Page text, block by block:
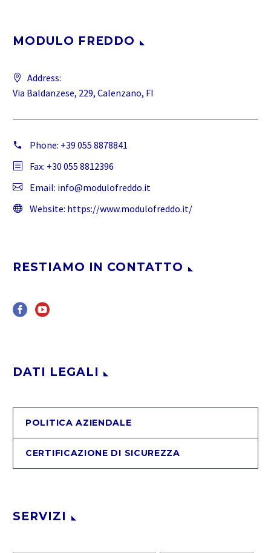
MODULO FREDDO
Address:
Via Baldanzese, 229, Calenzano, FI
Phone: +39 055 8878841
Fax: +30 055 8812396
Email: info@modulofreddo.it
Website: https://www.modulofreddo.it/
RESTIAMO IN CONTATTO
DATI LEGALI
POLITICA AZIENDALE
CERTIFICAZIONE DI SICUREZZA
SERVIZI